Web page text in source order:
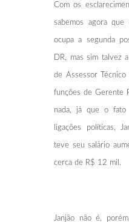
Com os
sabemos agora
ocupa a segunda
DR, mas sim talvez
de Assessor
funções de Gerente
nada, já que o
ligações políticas,
teve seu salário
cerca de R$ 12 mil.
Janjão não é,